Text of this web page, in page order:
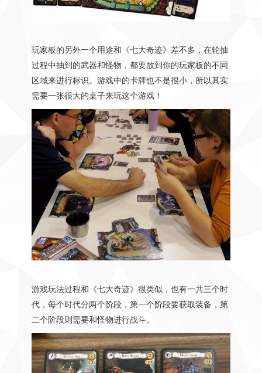
玩家板的另外一个用途和《七大奇迹》差不多，在轮抽
过程中抽到的武器和怪物，都要放到你的玩家板的不同
区域来进行标识。游戏中的卡牌也不是很小，所以其实
需要一张很大的桌子来玩这个游戏！
游戏玩法过程和《七大奇迹》很类似，也有一共三个时
代，每个时代分两个阶段，第一个阶段要获取装备，第
二个阶段则需要和怪物进行战斗。